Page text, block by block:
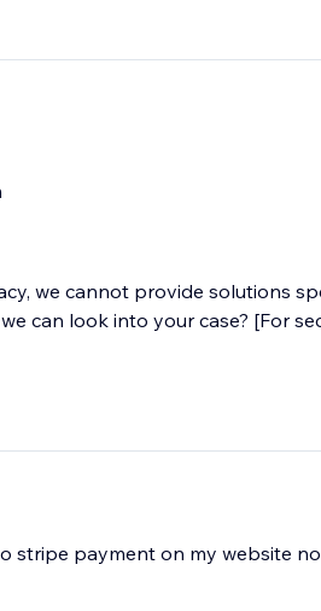
we cannot provide solutions
can look into your case? [For
stripe payment on my website